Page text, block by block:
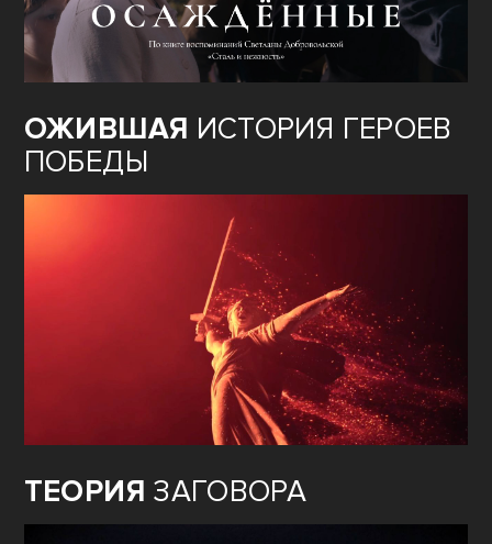
ОЖИВШАЯ ИСТОРИЯ ГЕРОЕВ
ПОБЕДЫ
ТЕОРИЯ ЗАГОВОРА